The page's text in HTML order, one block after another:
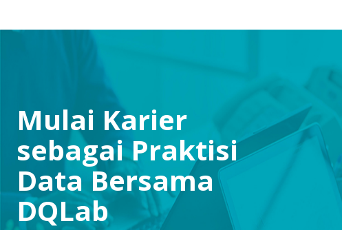
Mulai Karier
sebagai Praktisi
Data Bersama
DQLab